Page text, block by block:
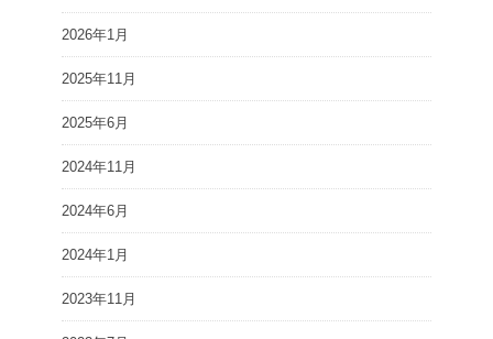
2026年1月
2025年11月
2025年6月
2024年11月
2024年6月
2024年1月
2023年11月